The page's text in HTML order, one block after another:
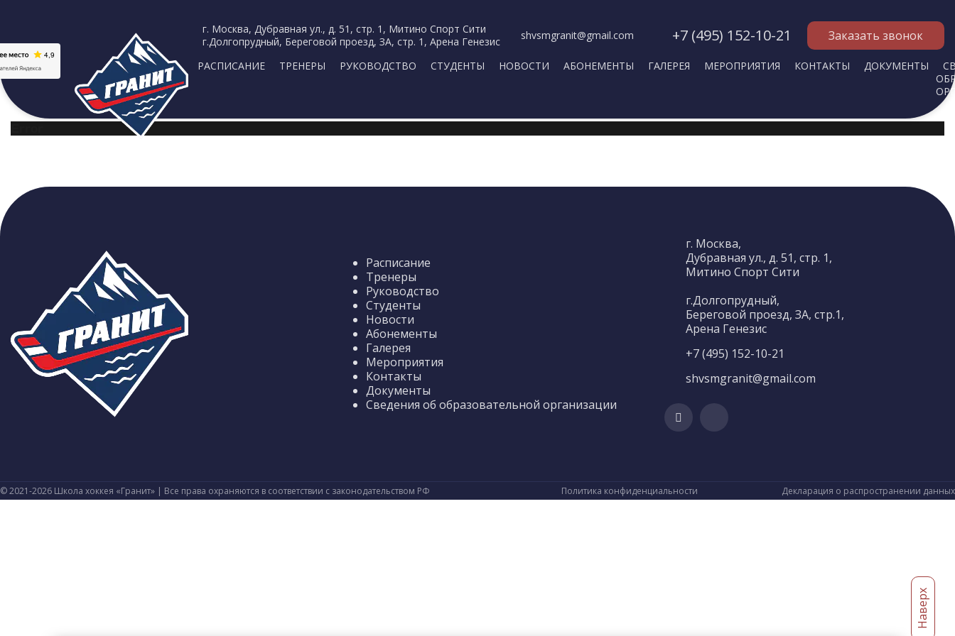
г. Москва, Дубравная ул., д. 51, стр. 1, Митино Спорт Сити
г.Долгопрудный, Береговой проезд, ЗА, стр. 1, Арена Генезис
shvsmgranit@gmail.com +7 (495) 152-10-21 Заказать звонок
РАСПИСАНИЕ ТРЕНЕРЫ РУКОВОДСТВО СТУДЕНТЫ НОВОСТИ АБОНЕМЕНТЫ ГАЛЕРЕЯ МЕРОПРИЯТИЯ КОНТАКТЫ ДОКУМЕНТЫ
Расписание
Тренеры
Руководство
Студенты
Новости
Абонементы
Галерея
Мероприятия
Контакты
Документы
Сведения об образовательной организации
г. Москва,
Дубравная ул., д. 51, стр. 1,
Митино Спорт Сити
г.Долгопрудный,
Береговой проезд, ЗА, стр.1,
Арена Генезис
+7 (495) 152-10-21
shvsmgranit@gmail.com
© 2021-2026 Школа хоккея «Гранит» | Все права охраняются в соответствии с законодательством РФ Политика конфиденциальности Декларация о распространении данных
Наверх